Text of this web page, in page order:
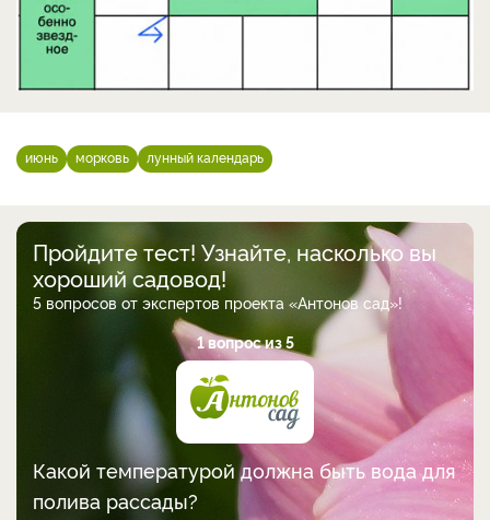
июнь морковь лунный календарь
Пройдите тест! Узнайте, насколько вы
хороший садовод!
5 вопросов от экспертов проекта «Антонов сад»!
1 вопрос из 5
Какой температурой должна быть вода для
полива рассады?